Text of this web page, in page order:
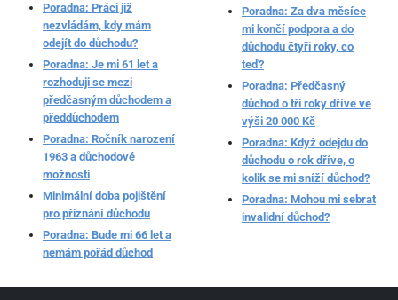
Poradna: Práci již
nezvládám, kdy mám
odejít do důchodu?
Poradna: Je mi 61 let a
rozhoduji se mezi
předčasným důchodem a
předdůchodem
Poradna: Ročník narození
1963 a důchodové
možnosti
Minimální doba pojištění
pro přiznání důchodu
Poradna: Bude mi 66 let a
nemám pořád důchod
Poradna: Za dva měsíce
mi končí podpora a do
důchodu čtyři roky, co
teď?
Poradna: Předčasný
důchod o tři roky dříve ve
výši 20 000 Kč
Poradna: Když odejdu do
důchodu o rok dříve, o
kolik se mi sníží důchod?
Poradna: Mohou mi sebrat
invalidní důchod?